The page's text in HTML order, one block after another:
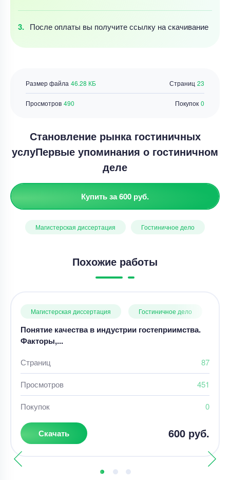
После оплаты вы получите ссылку на скачивание
Страниц 23
Размер файла 46.28 КБ
Просмотров 490 Покупок 0
Становление рынка гостиничных
услуПервые упоминания о гостиничном
деле
Купить за 600 руб.
Магистерская диссертация Гостиничное дело
Похожие работы
Магистерская диссертация Гостиничное дело
Понятие качества в индустрии гостеприимства.
Факторы,...
Страниц 87
Просмотров 451
Покупок 0
Скачать 600 руб.